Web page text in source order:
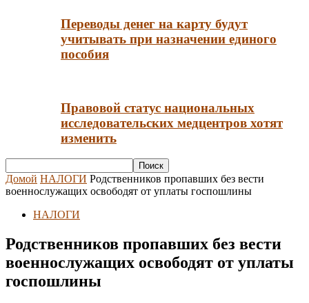
Переводы денег на карту будут
учитывать при назначении единого
пособия
Правовой статус национальных
исследовательских медцентров хотят
изменить
Домой НАЛОГИ Родственников пропавших без вести
военнослужащих освободят от уплаты госпошлины
НАЛОГИ
Родственников пропавших без вести
военнослужащих освободят от уплаты
госпошлины